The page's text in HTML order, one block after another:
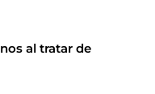
al tratar de